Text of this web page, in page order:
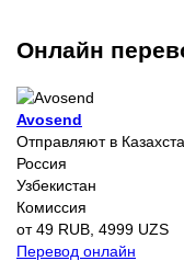
Онлайн
Avosend
Отправляют в
Россия
Узбекистан
Комиссия
от 49 RUB, 4999 UZS
Перевод онлайн